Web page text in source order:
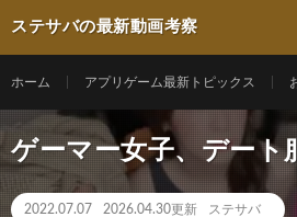
ステサバの最新動画考察
ホーム アプリゲーム最新トピックス
ゲーマー女子、デート
2022.07.07 2026.04.30更新 ステサバ